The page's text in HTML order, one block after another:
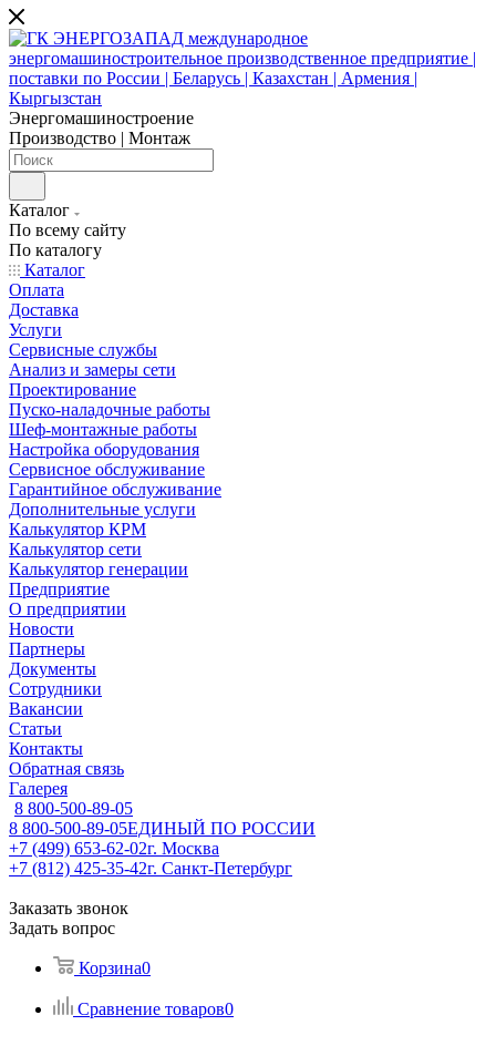
Энергомашиностроение
Производство | Монтаж
Каталог
По всему сайту
По каталогу
Каталог
Оплата
Доставка
Услуги
Сервисные службы
Анализ и замеры сети
Проектирование
Пуско-наладочные работы
Шеф-монтажные работы
Настройка оборудования
Сервисное обслуживание
Гарантийное обслуживание
Дополнительные услуги
Калькулятор КРМ
Калькулятор сети
Калькулятор генерации
Предприятие
О предприятии
Новости
Партнеры
Документы
Сотрудники
Вакансии
Статьи
Контакты
Обратная связь
Галерея
8 800-500-89-05
8 800-500-89-05ЕДИНЫЙ ПО РОССИИ
+7 (499) 653-62-02г. Москва
+7 (812) 425-35-42г. Санкт-Петербург
Заказать звонок
Задать вопрос
Корзина0
Сравнение товаров0